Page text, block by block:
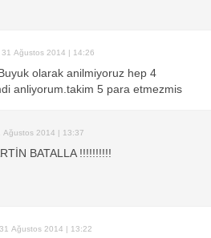
31 Ağustos 2014 | 14:26
olarak anilmiyoruz hep 4
anliyorum.takim 5 para etmezmis
Ağustos 2014 | 13:37
BATALLA !!!!!!!!!!
31 Ağustos 2014 | 13:22